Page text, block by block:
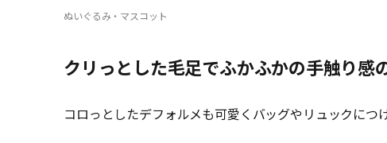
ぬいぐるみ・マスコット
クリっとした毛足でふかふかの手触り感
コロっとしたデフォルメも可愛くバッグやリュックにつ